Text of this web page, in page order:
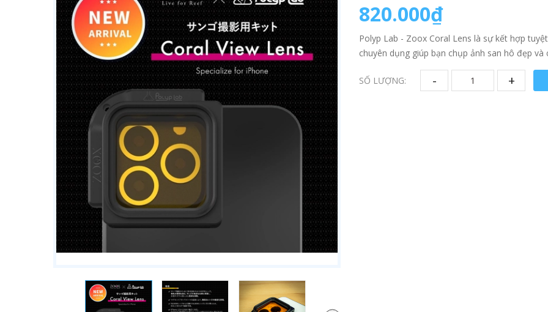
820.000₫
Polyp Lab - Zoox Coral Lens là sự kết hợp
chuyên dụng giúp bạn chụp ảnh san hô đẹp và
SỐ LƯỢNG: - +